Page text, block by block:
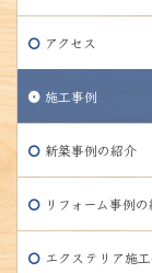
アクセス
施工事例
新築事例の紹介
リフォーム事例
エクステリア施